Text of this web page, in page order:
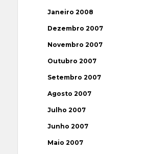
Janeiro 2008
Dezembro 2007
Novembro 2007
Outubro 2007
Setembro 2007
Agosto 2007
Julho 2007
Junho 2007
Maio 2007